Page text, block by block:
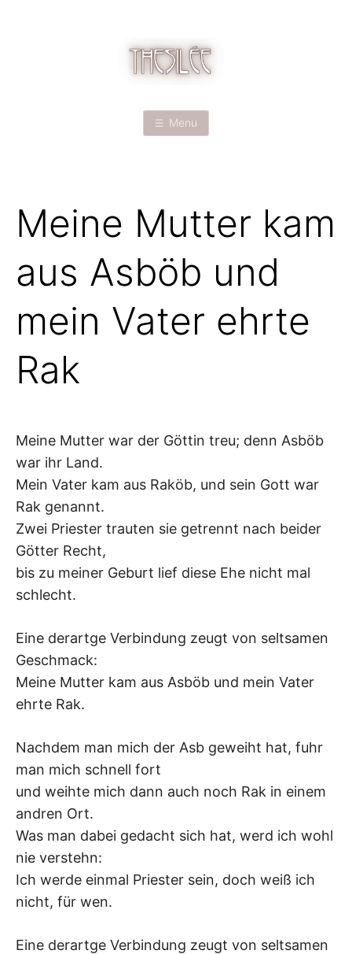
I
L
É
E
I
L
K
&
O
L
Menu
Meine Mutter kam
aus Asböb und
mein Vater ehrte
Rak
Meine Mutter war der Göttin treu; denn Asböb
war ihr Land.
Mein Vater kam aus Raköb, und sein Gott war
Rak genannt.
Zwei Priester trauten sie getrennt nach beider
Götter Recht,
bis zu meiner Geburt lief diese Ehe nicht mal
schlecht.
Eine derartge Verbindung zeugt von seltsamen
Geschmack:
Meine Mutter kam aus Asböb und mein Vater
ehrte Rak.
Nachdem man mich der Asb geweiht hat, fuhr
man mich schnell fort
und weihte mich dann auch noch Rak in einem
andren Ort.
Was man dabei gedacht sich hat, werd ich wohl
nie verstehn:
Ich werde einmal Priester sein, doch weiß ich
nicht, für wen.
Eine derartge Verbindung zeugt von seltsamen